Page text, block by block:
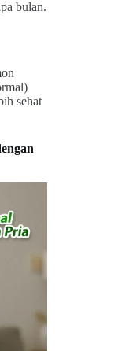
bulan.
sehat